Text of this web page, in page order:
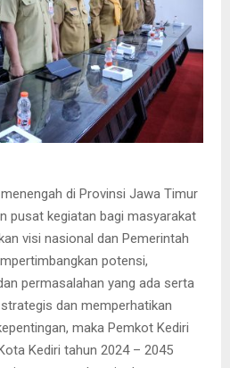
di Provinsi Jawa Timur
pusat kegiatan bagi masyarakat
visi nasional dan Pemerintah
potensi,
permasalahan yang ada serta
dan memperhatikan
maka Pemkot Kediri
Kediri tahun 2024 – 2045